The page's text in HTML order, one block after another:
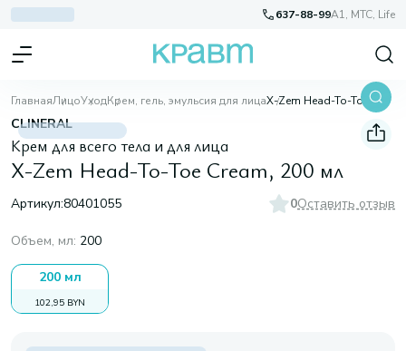
637-88-99A1, МТС, Life
ГлавнаяЛицоУходКрем, гель, эмульсия для лица X-Zem Head-To-Toe Cream, 200 мл
CLINERAL
Крем для всего тела и для лица
X-Zem Head-To-Toe Cream, 200 мл
Артикул:80401055 0Оставить отзыв
Объем, мл: 200
200 мл
102,95 BYN